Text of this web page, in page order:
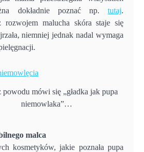
dokładnie poznać np. tutaj.
malucha skóra staje się
niemniej jednak nadal wymaga
powodu mówi się „gładka jak pupa
niemowlaka”…
malca
kosmetyków, jakie poznała pupa